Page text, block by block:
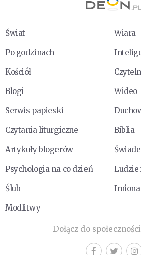
Świat
Wiara
Po godzinach
Kościół
Blogi
Wideo
Serwis papieski
Czytania liturgiczne
Biblia
Artykuły blogerów
Psychologia na co dzień
Ludzie
Ślub
Modlitwy
Dołącz do